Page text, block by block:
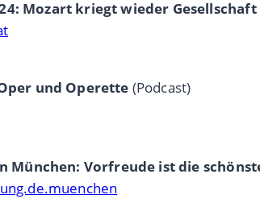
Mozart kriegt wieder Gesellschaft
und Operette (Podcast)
München: Vorfreude ist die